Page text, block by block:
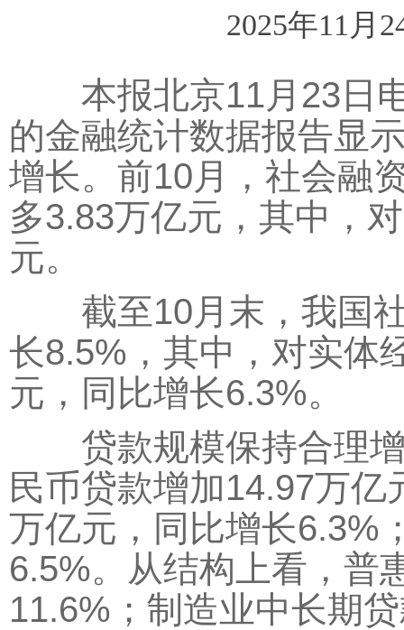
2025年11月
本报北京11月23日电
的金融统计数据报告显
增长。前10月，社会融
多3.83万亿元，其中，
元。
截至10月末，我国社
长8.5%，其中，对实体
元，同比增长6.3%。
贷款规模保持合理增
民币贷款增加14.97万
万亿元，同比增长6.3%
6.5%。从结构上看，普
11.6%；制造业中长期